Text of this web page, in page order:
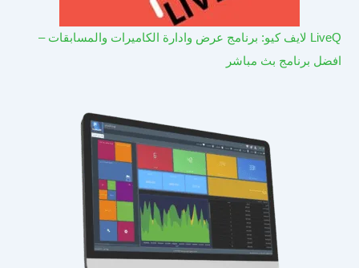
LiveQ لايف كيو: برنامج عرض وادارة الكاميرات والمسابقات –
افضل برنامج بث مباشر